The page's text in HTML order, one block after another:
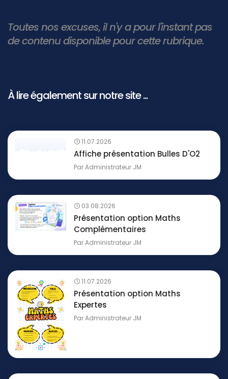
Toutes nos excuses, il n'y a pour l'instant pas
de contenu disponible pour cette rubrique.
À lire également sur notre site ...
11.07.2026
Affiche présentation Bulles D'O2
ParAdministrateur JM
03.08.2026
Présentation option Maths
Complémentaires
ParAdministrateur JM
11.07.2026
Présentation option Maths
Expertes
ParAdministrateur JM